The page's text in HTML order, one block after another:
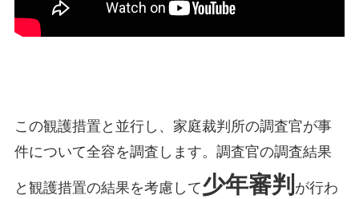
この観護措置と並行し、家庭裁判所の調査官が事
件について全容を調査します。調査官の調査結果
と観護措置の結果を考慮して少年審判 が行わ